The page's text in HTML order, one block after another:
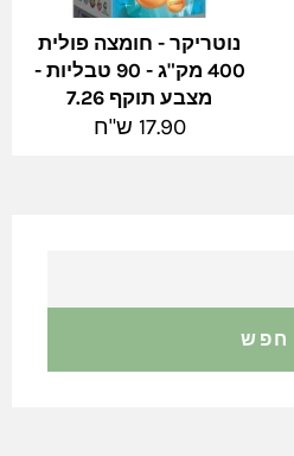
נוטריקר - חומצה פולית
400 מק"ג - 90 טבליות -
מצבע תוקף 7.26
מחיר
17.90 ש"ח
חפש